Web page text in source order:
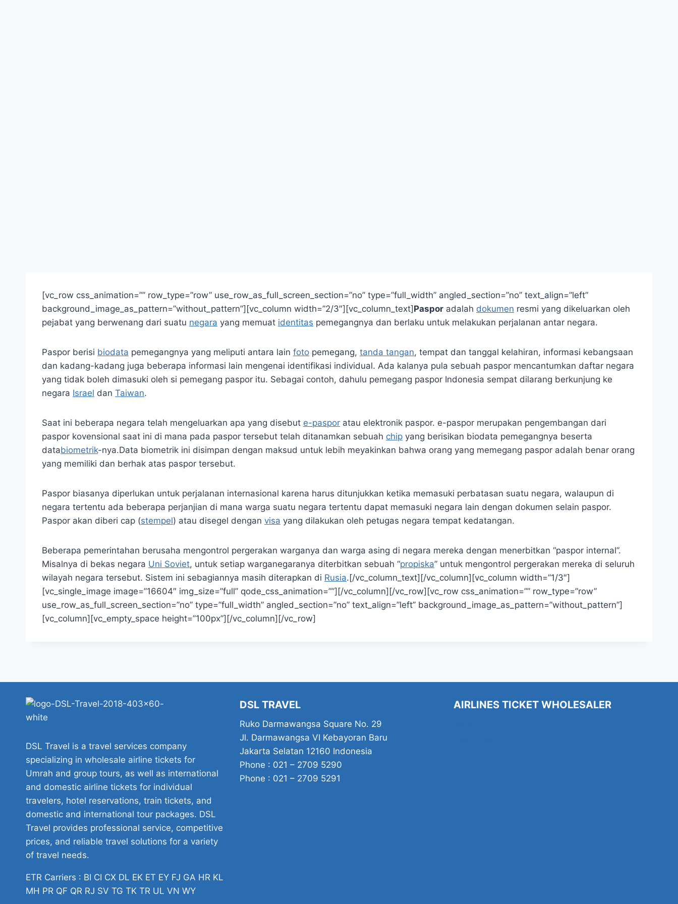
[vc_row css_animation=”” row_type=”row” use_row_as_full_screen_section=”no” type=”full_width” angled_section=”no” text_align=”left”
background_image_as_pattern=”without_pattern”][vc_column width=”2/3″][vc_column_text] Paspor adalah dokumen resmi yang dikeluarkan oleh
pejabat yang berwenang dari suatu negara yang memuat identitas pemegangnya dan berlaku untuk melakukan perjalanan antar negara.
Paspor berisi biodata pemegangnya yang meliputi antara lain foto pemegang, tanda tangan, tempat dan tanggal kelahiran, informasi kebangsaan
dan kadang-kadang juga beberapa informasi lain mengenai identifikasi individual. Ada kalanya pula sebuah paspor mencantumkan daftar negara
yang tidak boleh dimasuki oleh si pemegang paspor itu. Sebagai contoh, dahulu pemegang paspor Indonesia sempat dilarang berkunjung ke
negara Israel dan Taiwan.
Saat ini beberapa negara telah mengeluarkan apa yang disebut e-paspor atau elektronik paspor. e-paspor merupakan pengembangan dari
paspor kovensional saat ini di mana pada paspor tersebut telah ditanamkan sebuah chip yang berisikan biodata pemegangnya beserta
databiometrik-nya.Data biometrik ini disimpan dengan maksud untuk lebih meyakinkan bahwa orang yang memegang paspor adalah benar orang
yang memiliki dan berhak atas paspor tersebut.
Paspor biasanya diperlukan untuk perjalanan internasional karena harus ditunjukkan ketika memasuki perbatasan suatu negara, walaupun di
negara tertentu ada beberapa perjanjian di mana warga suatu negara tertentu dapat memasuki negara lain dengan dokumen selain paspor.
Paspor akan diberi cap (stempel) atau disegel dengan visa yang dilakukan oleh petugas negara tempat kedatangan.
Beberapa pemerintahan berusaha mengontrol pergerakan warganya dan warga asing di negara mereka dengan menerbitkan “paspor internal”.
Misalnya di bekas negara Uni Soviet, untuk setiap warganegaranya diterbitkan sebuah “propiska” untuk mengontrol pergerakan mereka di seluruh
wilayah negara tersebut. Sistem ini sebagiannya masih diterapkan di Rusia.[/vc_column_text][/vc_column][vc_column width=”1/3″]
[vc_single_image image=”16604″ img_size=”full” qode_css_animation=””][/vc_column][/vc_row][vc_row css_animation=”” row_type=”row”
use_row_as_full_screen_section=”no” type=”full_width” angled_section=”no” text_align=”left” background_image_as_pattern=”without_pattern”]
[vc_column][vc_empty_space height=”100px”][/vc_column][/vc_row]
DSL Travel is a travel services company
specializing in wholesale airline tickets for
Umrah and group tours, as well as international
and domestic airline tickets for individual
travelers, hotel reservations, train tickets, and
domestic and international tour packages. DSL
Travel provides professional service, competitive
prices, and reliable travel solutions for a variety
of travel needs.
ETR Carriers : BI CI CX DL EK ET EY FJ GA HR KL
MH PR QF QR RJ SV TG TK TR UL VN WY
DSL TRAVEL
Ruko Darmawangsa Square No. 29
Jl. Darmawangsa VI Kebayoran Baru
Jakarta Selatan 12160 Indonesia
Phone : 021 – 2709 5290
Phone : 021 – 2709 5291
AIRLINES TICKET WHOLESALER